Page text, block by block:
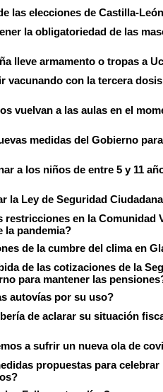
las elecciones de Castilla-
la obligatoriedad de las
lleve armamento o tropas a
vacunando con la tercera
vuelvan a las aulas en el
medidas del Gobierno
a los niños de entre 5 y 11
la Ley de Seguridad
restricciones en la Comunidad
la pandemia?
de la cumbre del clima en
de las cotizaciones de la
para mantener las
autovías por su uso?
de aclarar su situación
a sufrir un nueva ola de
propuestas para celebrar